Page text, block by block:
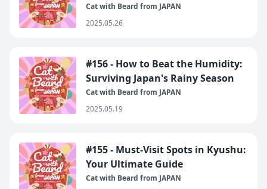
Cat with Beard from JAPAN
2025.05.26
#156 - How to Beat the Humidity:
Surviving Japan's Rainy Season
Cat with Beard from JAPAN
2025.05.19
#155 - Must-Visit Spots in Kyushu:
Your Ultimate Guide
Cat with Beard from JAPAN